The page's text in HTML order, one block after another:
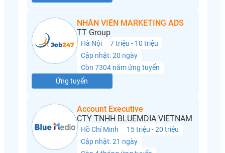
NHÂN VIÊN MARKETING ADS
TT Group
Hà Nội
7 triệu - 10 triệu
Cập nhật: 20 ngày
Còn 7304 năm ứng tuyển
Ứng tuyển
Account Executive
CTY TNHH BLUEMDIA VIETNAM
Hồ Chí Minh
15 triệu - 20 triệu
Cập nhật: 21 ngày